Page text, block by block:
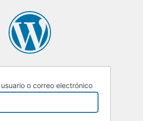
o correo electrónico